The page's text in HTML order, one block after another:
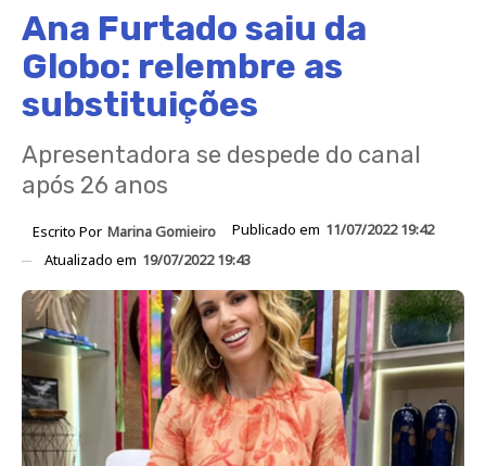
Ana Furtado saiu da
Globo: relembre as
substituições
Apresentadora se despede do canal
após 26 anos
Escrito Por Marina Gomieiro Publicado em 11/07/2022 19:42
Atualizado em 19/07/2022 19:43